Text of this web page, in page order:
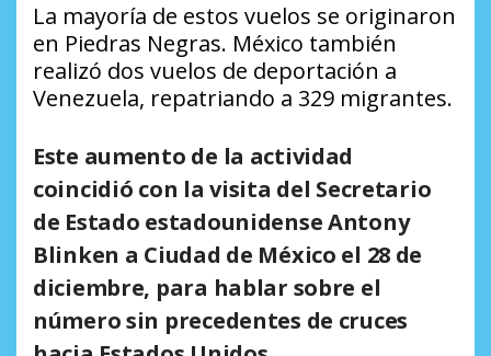
La mayoría de estos vuelos se originaron
en Piedras Negras. México también
realizó dos vuelos de deportación a
Venezuela, repatriando a 329 migrantes.
Este aumento de la actividad
coincidió con la visita del Secretario
de Estado estadounidense Antony
Blinken a Ciudad de México el 28 de
diciembre, para hablar sobre el
número sin precedentes de cruces